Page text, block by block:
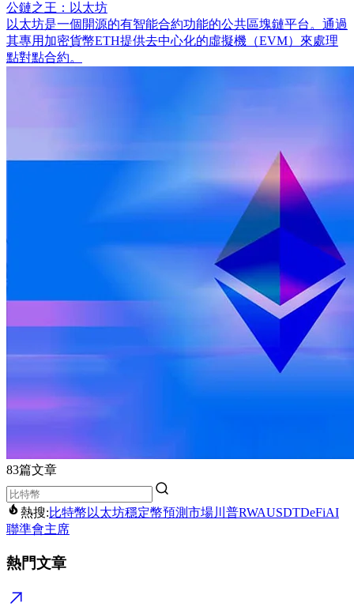
公鏈之王：以太坊
以太坊是一個開源的有智能合約功能的公共區塊鏈平台。通過
其專用加密貨幣ETH提供去中心化的虛擬機（EVM）來處理
點對點合約。
83篇文章
熱搜:比特幣 以太坊穩定幣預測市場川普RWAUSDTDeFiAI
聯準會主席
熱門文章